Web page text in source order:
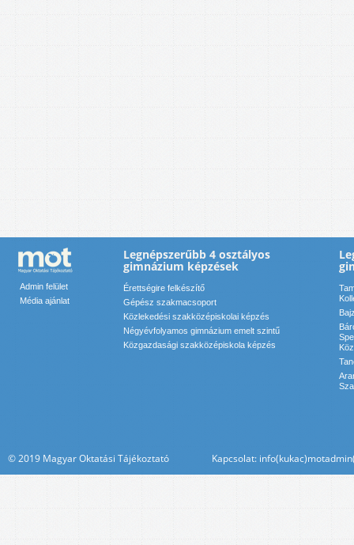
Admin felület
Média ajánlat
Legnépszerűbb 4 osztályos
gimnázium képzések
Érettségire felkészítő
Gépész szakmacsoport
Közlekedési szakközépiskolai képzés
Négyévfolyamos gimnázium emelt szintű
Közgazdasági szakközépiskola képzés
© 2019 Magyar Oktatási Tájékoztató Kapcsolat: